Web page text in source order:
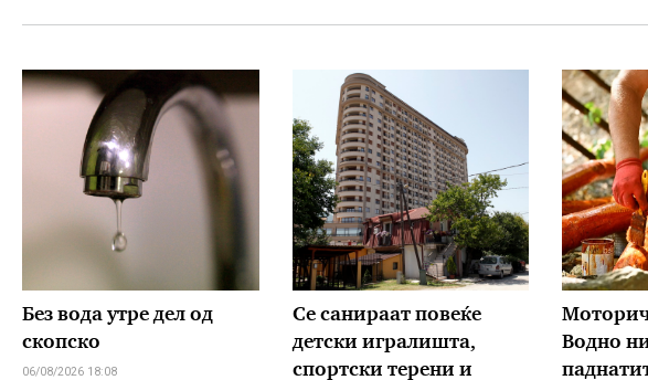
Без вода утре дел од
скопско
06/08/2026 18:08
Се санираат повеќе
детски игралишта,
спортски терени и
Водно